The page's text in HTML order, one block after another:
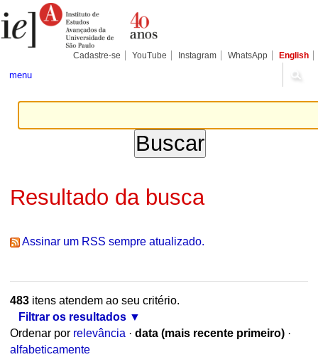
para
conteúdo.
Pessoais
Cadastre-se YouTube Instagram WhatsApp English
menu
Resultado da busca
Assinar um RSS sempre atualizado.
483itens atendem ao seu critério.
Filtrar os resultados
Ordenar por relevância · data (mais recente primeiro) ·
alfabeticamente